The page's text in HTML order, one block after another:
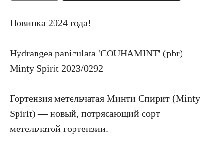
Новинка 2024 года!
Hydrangea paniculata 'COUHAMINT' (pbr)
Minty Spirit 2023/0292
Гортензия метельчатая Минти Спирит (Minty
Spirit) — новый, потрясающий сорт
метельчатой гортензии.